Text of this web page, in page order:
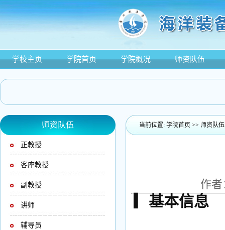
学校主页 学院首页 学院概况 师资队伍
师资队伍
正教授
客座教授
副教授
讲师
辅导员
当前位置: 学院首页 >> 师资队伍
作者
▎基本信息